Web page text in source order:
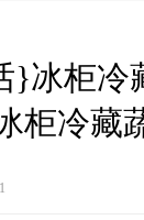
}冰柜冷
柜冷藏